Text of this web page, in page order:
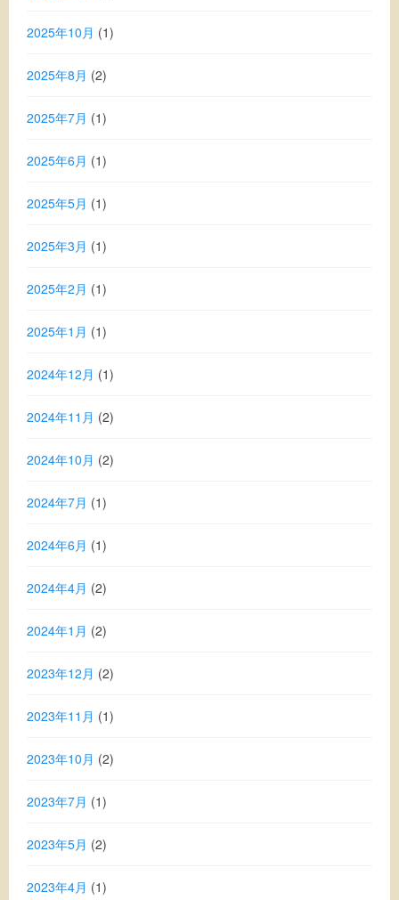
2025年10月 (1)
2025年8月 (2)
2025年7月 (1)
2025年6月 (1)
2025年5月 (1)
2025年3月 (1)
2025年2月 (1)
2025年1月 (1)
2024年12月 (1)
2024年11月 (2)
2024年10月 (2)
2024年7月 (1)
2024年6月 (1)
2024年4月 (2)
2024年1月 (2)
2023年12月 (2)
2023年11月 (1)
2023年10月 (2)
2023年7月 (1)
2023年5月 (2)
2023年4月 (1)